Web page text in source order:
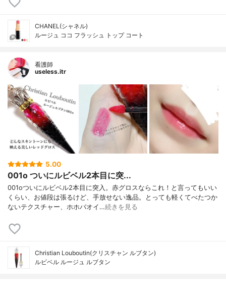
CHANEL(シャネル)
ルージュ ココ フラッシュ トップ コート
看護師
useless.itr
5.00
001o ついにルビベル2本目に突...
001oついにルビベル2本目に突入。赤グロスならこれ！と言ってもいい
くらい、お値段は張るけど、手放せない逸品。とっても軽くてべたつか
ないテクスチャー、ホホバオイ…続きを見る
Christian Louboutin(クリスチャン ルブタン)
ルビベル ルージュ ルブタン